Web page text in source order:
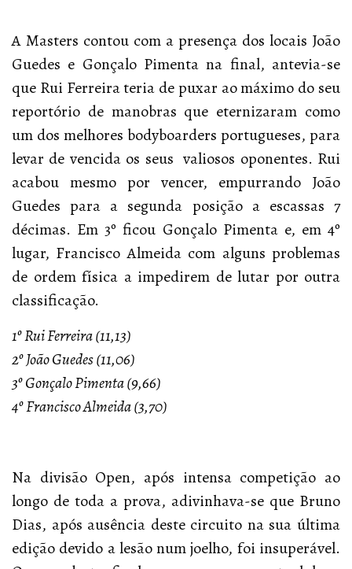
A Masters contou com a presença dos locais João
Guedes e Gonçalo Pimenta na final, antevia-se
que Rui Ferreira teria de puxar ao máximo do seu
reportório de manobras que eternizaram como
um dos melhores bodyboarders portugueses, para
levar de vencida os seus valiosos oponentes. Rui
acabou mesmo por vencer, empurrando João
Guedes para a segunda posição a escassas 7
décimas. Em 3º ficou Gonçalo Pimenta e, em 4º
lugar, Francisco Almeida com alguns problemas
de ordem física a impedirem de lutar por outra
classificação.
1º Rui Ferreira (11,13)
2º João Guedes (11,06)
3º Gonçalo Pimenta (9,66)
4º Francisco Almeida (3,70)
Na divisão Open, após intensa competição ao
longo de toda a prova, adivinhava-se que Bruno
Dias, após ausência deste circuito na sua última
edição devido a lesão num joelho, foi insuperável.